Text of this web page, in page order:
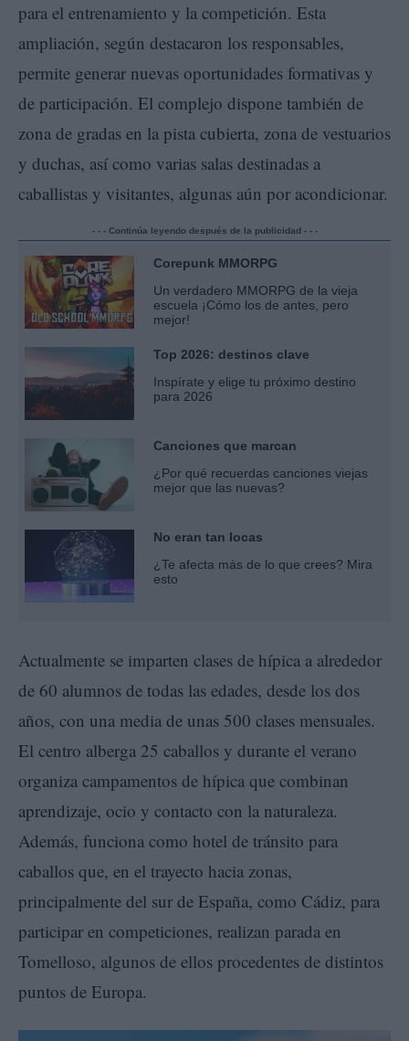
para el entrenamiento y la competición. Esta
ampliación, según destacaron los responsables,
permite generar nuevas oportunidades formativas y
de participación. El complejo dispone también de
zona de gradas en la pista cubierta, zona de vestuarios
y duchas, así como varias salas destinadas a
caballistas y visitantes, algunas aún por acondicionar.
- - - Continúa leyendo después de la publicidad - - -
Corepunk MMORPG
Un verdadero MMORPG de la vieja
escuela ¡Cómo los de antes, pero
mejor!
Top 2026: destinos clave
Inspírate y elige tu próximo destino
para 2026
Canciones que marcan
¿Por qué recuerdas canciones viejas
mejor que las nuevas?
No eran tan locas
¿Te afecta más de lo que crees? Mira
esto
Actualmente se imparten clases de hípica a alrededor
de 60 alumnos de todas las edades, desde los dos
años, con una media de unas 500 clases mensuales.
El centro alberga 25 caballos y durante el verano
organiza campamentos de hípica que combinan
aprendizaje, ocio y contacto con la naturaleza.
Además, funciona como hotel de tránsito para
caballos que, en el trayecto hacia zonas,
principalmente del sur de España, como Cádiz, para
participar en competiciones, realizan parada en
Tomelloso, algunos de ellos procedentes de distintos
puntos de Europa.